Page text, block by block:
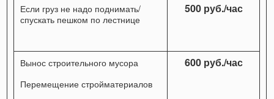
Если груз не надо поднимать/
спускать пешком по лестнице
500 руб./час
Вынос строительного мусора
Перемещение стройматериалов
600 руб./час